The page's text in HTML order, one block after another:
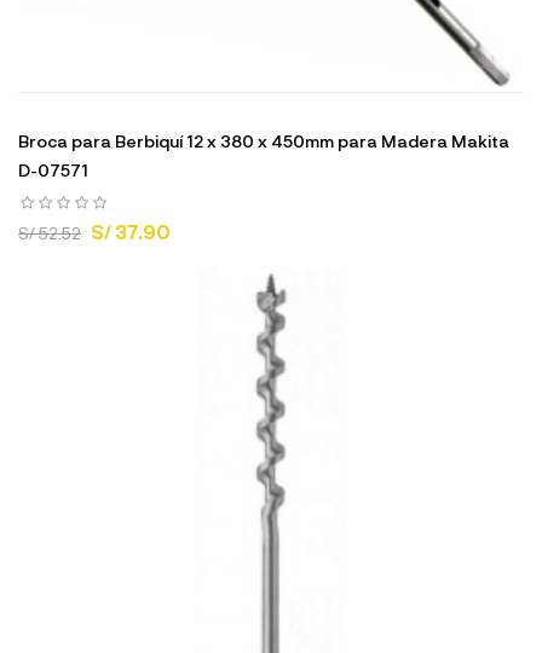
Broca para Berbiquí 12 x 380 x 450mm para Madera Makita
D-07571
S/ 52.52 S/ 37.90